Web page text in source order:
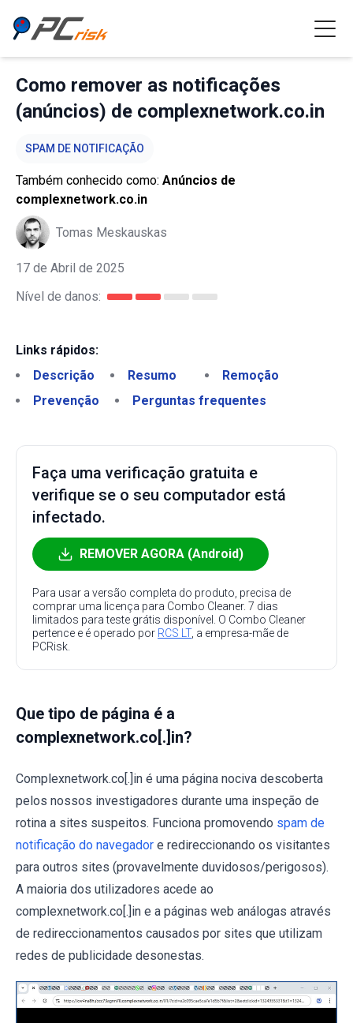
Como remover as notificações
(anúncios) de complexnetwork.co.in
SPAM DE NOTIFICAÇÃO
Também conhecido como: Anúncios de
complexnetwork.co.in
Tomas Meskauskas
17 de Abril de 2025
Nível de danos:
Links rápidos:
Descrição
Resumo
Remoção
Prevenção
Perguntas frequentes
Faça uma verificação gratuita e
verifique se o seu computador está
infectado.
REMOVER AGORA (Android)
Para usar a versão completa do produto, precisa de
comprar uma licença para Combo Cleaner. 7 dias
limitados para teste grátis disponível. O Combo Cleaner
pertence e é operado por RCS LT, a empresa-mãe de
PCRisk.
Que tipo de página é a
complexnetwork.co[.]in?
Complexnetwork.co[.]in é uma página nociva descoberta
pelos nossos investigadores durante uma inspeção de
rotina a sites suspeitos. Funciona promovendo spam de
notificação do navegador e redireccionando os visitantes
para outros sites (provavelmente duvidosos/perigosos).
A maioria dos utilizadores acede ao
complexnetwork.co[.]in e a páginas web análogas através
de redireccionamentos causados por sites que utilizam
redes de publicidade desonestas.